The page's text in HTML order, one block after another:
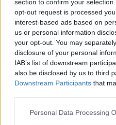
section to confirm your
opt-out request is processed
interest-based ads based on
us or personal information
your opt-out. You may
disclosure of your personal
IAB’s list of downstream
also be disclosed by us to third
Downstream Participants that
Personal Data Processing
Article précédent
Sclérose en plaques : le
rôle clé des hormones
sexuelles chez les femmes